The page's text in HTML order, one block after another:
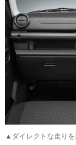
▲ダイレクトな走り